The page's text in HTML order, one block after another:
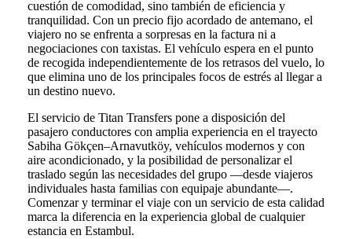
cuestión de comodidad, sino también de eficiencia y
tranquilidad. Con un precio fijo acordado de antemano, el
viajero no se enfrenta a sorpresas en la factura ni a
negociaciones con taxistas. El vehículo espera en el punto
de recogida independientemente de los retrasos del vuelo, lo
que elimina uno de los principales focos de estrés al llegar a
un destino nuevo.
El servicio de Titan Transfers pone a disposición del
pasajero conductores con amplia experiencia en el trayecto
Sabiha Gökçen–Arnavutköy, vehículos modernos y con
aire acondicionado, y la posibilidad de personalizar el
traslado según las necesidades del grupo —desde viajeros
individuales hasta familias con equipaje abundante—.
Comenzar y terminar el viaje con un servicio de esta calidad
marca la diferencia en la experiencia global de cualquier
estancia en Estambul.